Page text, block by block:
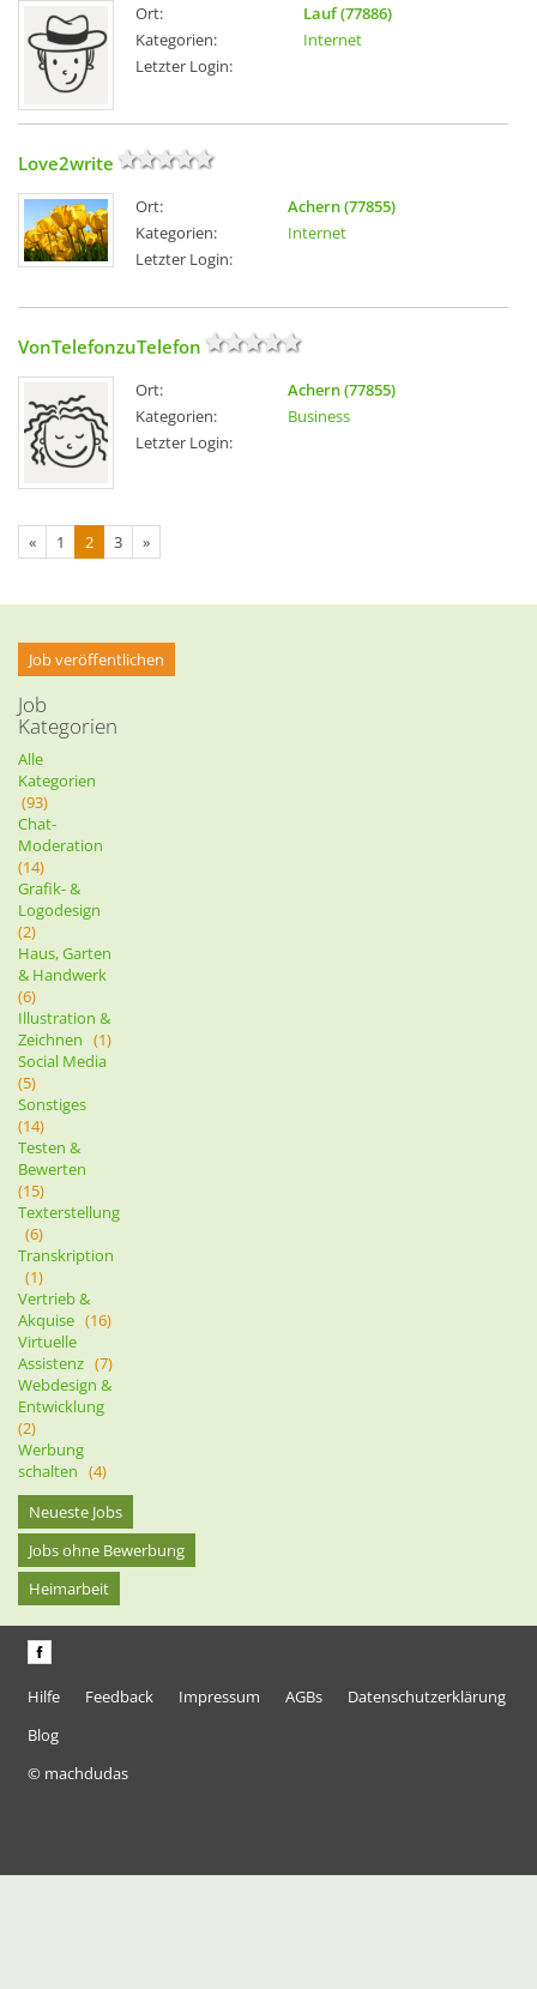
Ort:
Lauf (77886)
Kategorien:
Internet
Letzter Login:
Love2write
Ort:
Achern (77855)
Kategorien:
Internet
Letzter Login:
VonTelefonzuTelefon
Ort:
Achern (77855)
Kategorien:
Business
Letzter Login:
« 1 2 3 »
Job veröffentlichen
Job
Kategorien
Alle
Kategorien
(93)
Chat-
Moderation
(14)
Grafik- &
Logodesign
(2)
Haus, Garten
& Handwerk
(6)
Illustration &
Zeichnen (1)
Social Media
(5)
Sonstiges
(14)
Testen &
Bewerten
(15)
Texterstellung
(6)
Transkription
(1)
Vertrieb &
Akquise (16)
Virtuelle
Assistenz (7)
Webdesign &
Entwicklung
(2)
Werbung
schalten (4)
Neueste Jobs
Jobs ohne Bewerbung
Heimarbeit
Hilfe Feedback Impressum AGBs
Datenschutzerklärung
Blog
© machdudas